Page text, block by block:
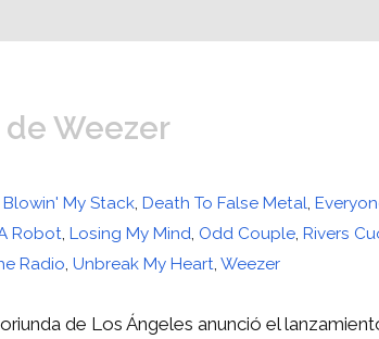
de Weezer
Blowin' My Stack,Death To False Metal,
Robot,Losing My Mind, Odd Couple,Rivers
Radio,Unbreak My Heart,Weezer
de Los Ángeles anunció el